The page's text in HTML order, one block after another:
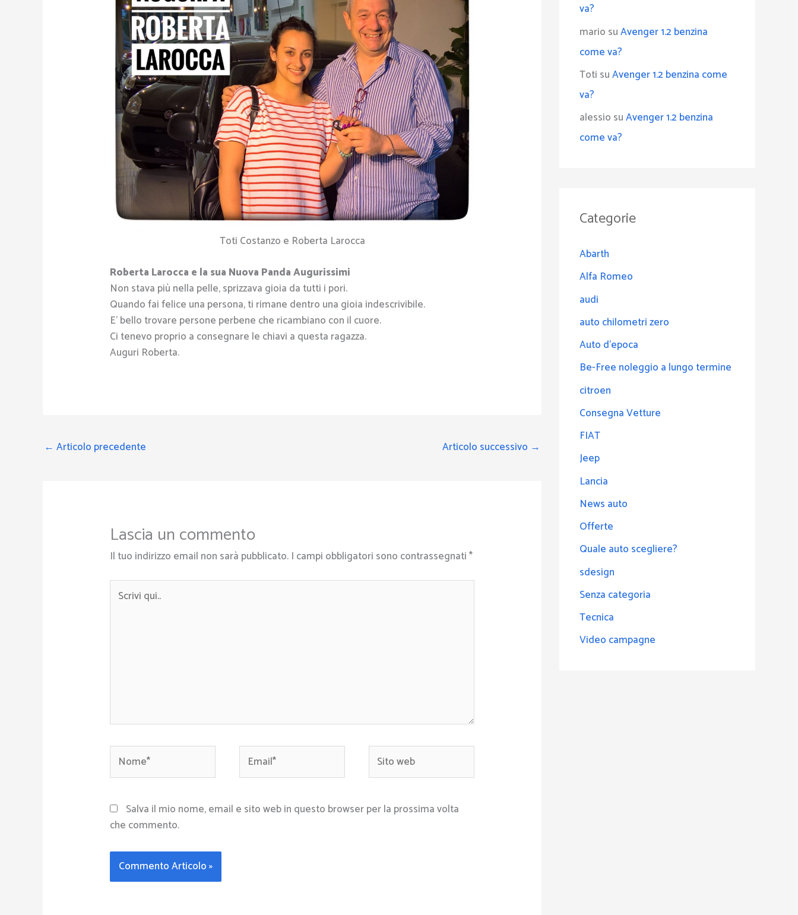
Toti Costanzo e Roberta Larocca
Roberta Larocca e la sua Nuova Panda Augurissimi
Non stava più nella pelle, sprizzava gioia da tutti i pori.
Quando fai felice una persona, ti rimane dentro una gioia indescrivibile.
E’ bello trovare persone perbene che ricambiano con il cuore.
Ci tenevo proprio a consegnare le chiavi a questa ragazza.
Auguri Roberta.
← Articolo precedente Articolo successivo →
Lascia un commento
Il tuo indirizzo email non sarà pubblicato. I campi obbligatori sono contrassegnati*
qui..
web
Salva il mio nome, email e sito web in questo browser per la prossima volta
che commento.
va?
mario suAvenger 1.2 benzina
come va?
Toti suAvenger 1.2 benzina come
va?
alessio suAvenger 1.2 benzina
come va?
Categorie
Abarth
Alfa Romeo
audi
auto chilometri zero
Auto d'epoca
Be-Free noleggio a lungo termine
citroen
Consegna Vetture
FIAT
Jeep
Lancia
News auto
Offerte
Quale auto scegliere?
sdesign
Senza categoria
Tecnica
Video campagne